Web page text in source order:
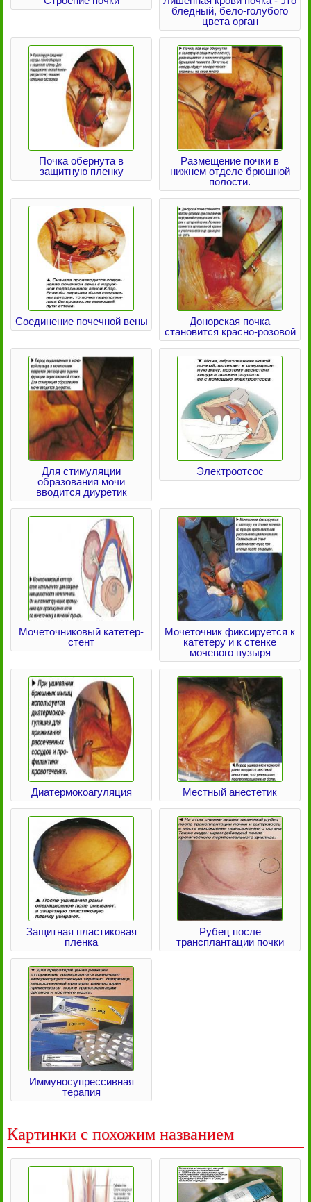
бледный, бело-голубого
цвета орган
Почка обернута в
защитную пленку
Размещение почки в
нижнем отделе брюшной
полости.
Соединение почечной вены
Донорская почка
становится красно-розовой
Для стимуляции
образования мочи
вводится диуретик
Электроотсос
Мочеточниковый катетер-
стент
Мочеточник фиксируется к
катетеру и к стенке
мочевого пузыря
Диатермокоагуляция Местный анестетик
Защитная пластиковая
пленка
Рубец после
трансплантации почки
Иммуносупрессивная
терапия
Картинки с похожим названием